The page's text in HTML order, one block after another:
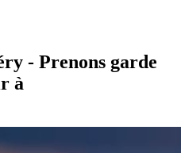
- Prenons garde
à